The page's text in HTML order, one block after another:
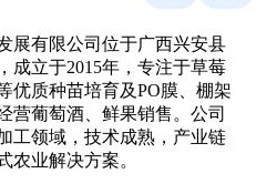
展有限公司位于广西兴安县
成立于2015年，专注于草莓
优质种苗培育及PO膜、棚架
营葡萄酒、鲜果销售。公司
工领域，技术成熟，产业链
农业解决方案。